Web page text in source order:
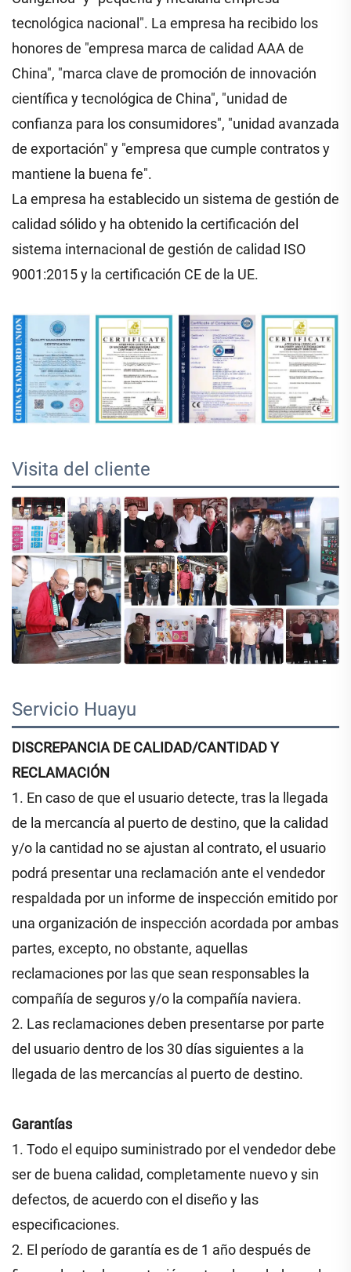
tecnológica nacional". La empresa ha recibido los
honores de "empresa marca de calidad AAA de
China", "marca clave de promoción de innovación
científica y tecnológica de China", "unidad de
confianza para los consumidores", "unidad avanzada
de exportación" y "empresa que cumple contratos y
mantiene la buena fe".
La empresa ha establecido un sistema de gestión de
calidad sólido y ha obtenido la certificación del
sistema internacional de gestión de calidad ISO
9001:2015 y la certificación CE de la UE.
Visita del cliente
Servicio Huayu
DISCREPANCIA DE CALIDAD/CANTIDAD Y
RECLAMACIÓN
1. En caso de que el usuario detecte, tras la llegada
de la mercancía al puerto de destino, que la calidad
y/o la cantidad no se ajustan al contrato, el usuario
podrá presentar una reclamación ante el vendedor
respaldada por un informe de inspección emitido por
una organización de inspección acordada por ambas
partes, excepto, no obstante, aquellas
reclamaciones por las que sean responsables la
compañía de seguros y/o la compañía naviera.
2. Las reclamaciones deben presentarse por parte
del usuario dentro de los 30 días siguientes a la
llegada de las mercancías al puerto de destino.
Garantías
1. Todo el equipo suministrado por el vendedor debe
ser de buena calidad, completamente nuevo y sin
defectos, de acuerdo con el diseño y las
especificaciones.
2. El período de garantía es de 1 año después de